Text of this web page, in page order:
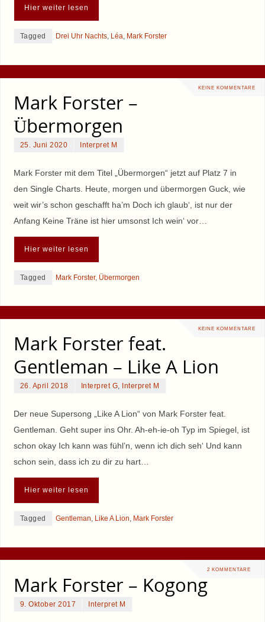
Hier weiter lesen
Tagged Drei Uhr Nachts, Léa, Mark Forster
KEINE KOMMENTARE
Mark Forster –
Übermorgen
25. Juni 2020 Interpret M
Mark Forster mit dem Titel „Übermorgen“ jetzt auf Platz 7 in
den Single Charts. Heute, morgen und übermorgen Guck, wie
weit wir’s schon geschafft ha’m Doch ich glaub‘, ist nur der
Anfang Keine Träne ist hier umsonst Ich wein‘ vor…
Hier weiter lesen
Tagged Mark Forster, Übermorgen
KEINE KOMMENTARE
Mark Forster feat.
Gentleman – Like A Lion
26. April 2018 Interpret G, Interpret M
Der neue Supersong „Like A Lion“ von Mark Forster feat.
Gentleman. Geht super ins Ohr. Ah-eh-ie-oh Typ im Spiegel, ist
schon okay Ich kann was fühl’n, wenn ich dich seh‘ Und kann
schon sein, dass ich zu dir zu hart…
Hier weiter lesen
Tagged Gentleman, Like A Lion, Mark Forster
2 KOMMENTARE
Mark Forster – Kogong
9. Oktober 2017 Interpret M